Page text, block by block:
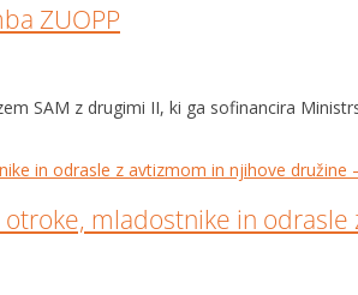
ZUOPP
SAM z drugimi II, ki ga sofinancira
mladostnike in